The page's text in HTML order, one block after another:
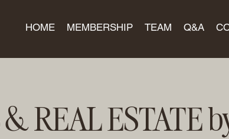
HOME MEMBERSHIP TEAM Q&A
REAL ESTATE